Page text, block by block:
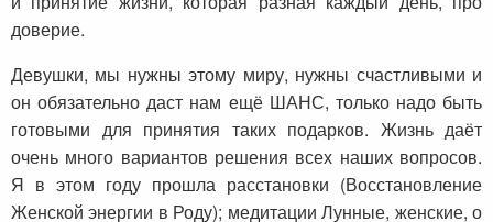
доверие.
Девушки, мы нужны этому миру, нужны счастливыми и
он обязательно даст нам ещё ШАНС, только надо быть
готовыми для принятия таких подарков. Жизнь даёт
очень много вариантов решения всех наших вопросов.
Я в этом году прошла расстановки (Восстановление
Женской энергии в Роду); медитации Лунные, женские, о